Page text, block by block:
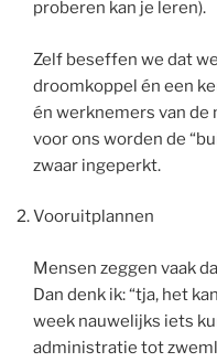
proberen kan je leren).
Zelf beseffen we dat
droomkoppel én een
én werknemers van de
voor ons worden de
zwaar ingeperkt.
Vooruitplannen
Mensen zeggen vaak
Dan denk ik: “tja, het
week nauwelijks iets
administratie tot